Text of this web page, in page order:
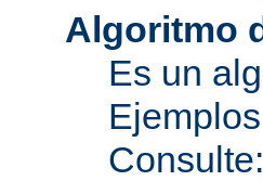
Algoritmo
Es un
Consulte: